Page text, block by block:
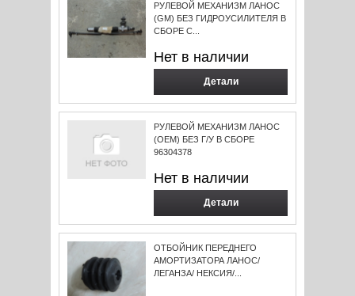
РУЛЕВОЙ МЕХАНИЗМ ЛАНОС
(GM) БЕЗ ГИДРОУСИЛИТЕЛЯ В
СБОРЕ С...
Нет в наличии
Детали
РУЛЕВОЙ МЕХАНИЗМ ЛАНОС
(ОЕМ) БЕЗ Г/У В СБОРЕ
96304378
Нет в наличии
Детали
ОТБОЙНИК ПЕРЕДНЕГО
АМОРТИЗАТОРА ЛАНОС/
ЛЕГАНЗА/ НЕКСИЯ/...